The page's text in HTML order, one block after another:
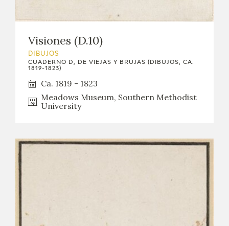
Visiones (D.10)
DIBUJOS
CUADERNO D, DE VIEJAS Y BRUJAS (DIBUJOS, CA.
1819-1823)
Ca. 1819 - 1823
Meadows Museum, Southern Methodist
University